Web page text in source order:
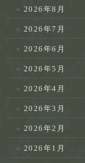
2026年8月
2026年7月
2026年6月
2026年5月
2026年4月
2026年3月
2026年2月
2026年1月